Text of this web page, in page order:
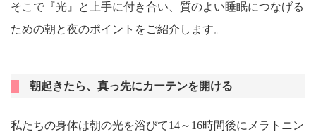
そこで『光』と上手に付き合い、質のよい睡眠につなげる
ための朝と夜のポイントをご紹介します。
朝起きたら、真っ先にカーテンを開ける
私たちの身体は朝の光を浴びて14～16時間後にメラトニン